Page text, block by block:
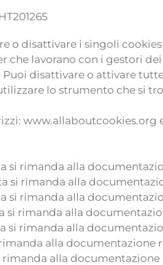
o disattivare i singoli
lavorano con i gestori
disattivare o attivare
lo strumento che si
www.allaboutcookies.org
si rimanda alla
si rimanda alla
si rimanda alla
si rimanda alla
si rimanda alla
alla documentazione
rimanda alla documentazione